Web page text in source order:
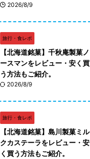
2026/8/9
旅行・食レポ
【北海道銘菓】千秋庵製菓ノ
ースマンをレビュー・安く買
う方法もご紹介。
2026/8/9
旅行・食レポ
【北海道銘菓】島川製菓ミル
クカステーラをレビュー・安
く買う方法もご紹介。